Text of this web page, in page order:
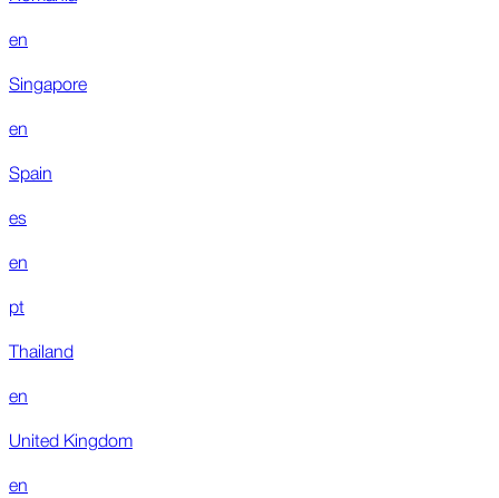
en
Singapore
en
Spain
es
en
pt
Thailand
en
United Kingdom
en